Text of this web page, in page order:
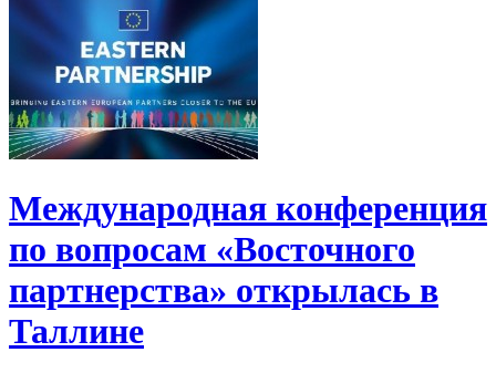
Международная конференция
по вопросам «Восточного
партнерства» открылась в
Таллине